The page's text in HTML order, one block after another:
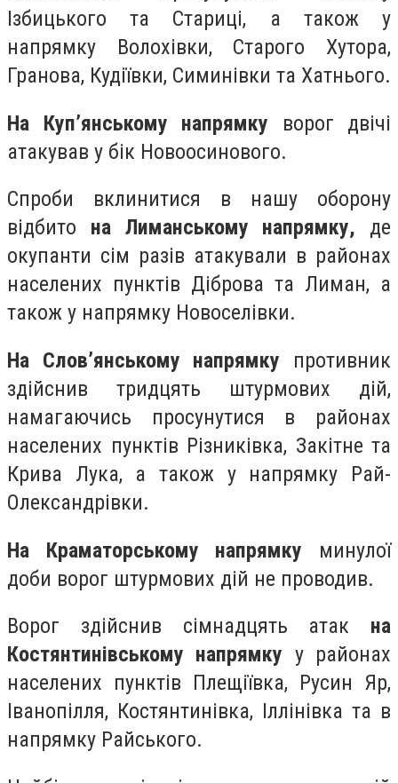
Ізбицького та Стариці, а також у
напрямку Волохівки, Старого Хутора,
Гранова, Кудіївки, Симинівки та Хатнього.
На Куп’янському напрямку ворог двічі
атакував у бік Новоосинового.
Спроби вклинитися в нашу оборону
відбито на Лиманському напрямку, де
окупанти сім разів атакували в районах
населених пунктів Діброва та Лиман, а
також у напрямку Новоселівки.
На Слов’янському напрямку противник
здійснив тридцять штурмових дій,
намагаючись просунутися в районах
населених пунктів Різниківка, Закітне та
Крива Лука, а також у напрямку Рай-
Олександрівки.
На Краматорському напрямку минулої
доби ворог штурмових дій не проводив.
Ворог здійснив сімнадцять атак на
Костянтинівському напрямку у районах
населених пунктів Плещіївка, Русин Яр,
Іванопілля, Костянтинівка, Іллінівка та в
напрямку Райського.